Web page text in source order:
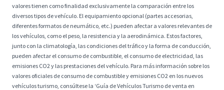
valores tienen como finalidad exclusivamente la comparación entre los
diversos tipos de vehículo. El equipamiento opcional (partes accesorias,
diferentes formatos de neumático, etc.) pueden afectar a valores relevantes de
los vehículos, como el peso, la resistencia y la aerodinámica. Estos factores,
junto con la climatología, las condiciones del tráfico y la forma de conducción,
pueden afectar el consumo de combustible, el consumo de electricidad, las
emisiones CO2 y las prestaciones del vehículo. Para más información sobre los
valores oficiales de consumo de combustible y emisiones CO2 en los nuevos
vehículos turismo, consúltese la ‘Guía de Vehículos Turismo de venta en